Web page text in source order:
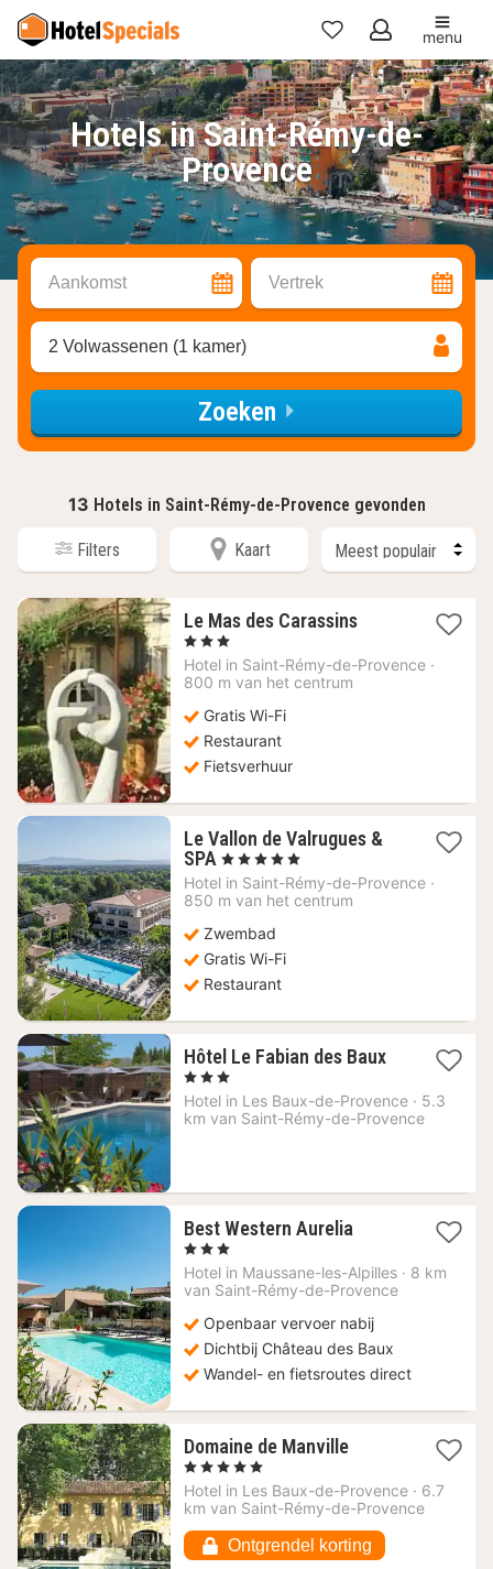
Mijn
favorieten
menu
Hotels in Saint-Rémy-de-
Provence
Aankomst Vertrek
2 Volwassenen (1 kamer)
Zoeken
13 Hotels in Saint-Rémy-de-Provence gevonden
Filters Kaart
Le Mas des Carassins1
vanaf
, 3 Sterren
Hotel in Saint-Rémy-de-Provence ·
800 m van het centrum
Gratis Wi-Fi
Restaurant
Fietsverhuur
Le Vallon de Valrugues &
SPA 1
nacht
vanaf
€
, 5 Sterren
Hotel in Saint-Rémy-de-Provence ·
850 m van het centrum
Zwembad
Gratis Wi-Fi
Restaurant
Hôtel Le Fabian des Baux1
vanaf
173,25
, 3 Sterren
Hotel in Les Baux-de-Provence · 5.3
km van Saint-Rémy-de-Provence
Best Western Aurelia1
vanaf
117,87
, 3 Sterren
Hotel in Maussane-les-Alpilles · 8 km
van Saint-Rémy-de-Provence
Openbaar vervoer nabij
Dichtbij Château des Baux
Wandel- en fietsroutes direct
Domaine de Manville1
vanaf
519,14
, 5 Sterren
Hotel in Les Baux-de-Provence · 6.7
km van Saint-Rémy-de-Provence
Ontgrendel korting